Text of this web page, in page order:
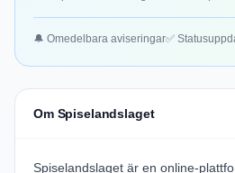
🔔 Omedelbara aviseringar✅
Om Spiselandslaget
Spiselandslaget är en online-